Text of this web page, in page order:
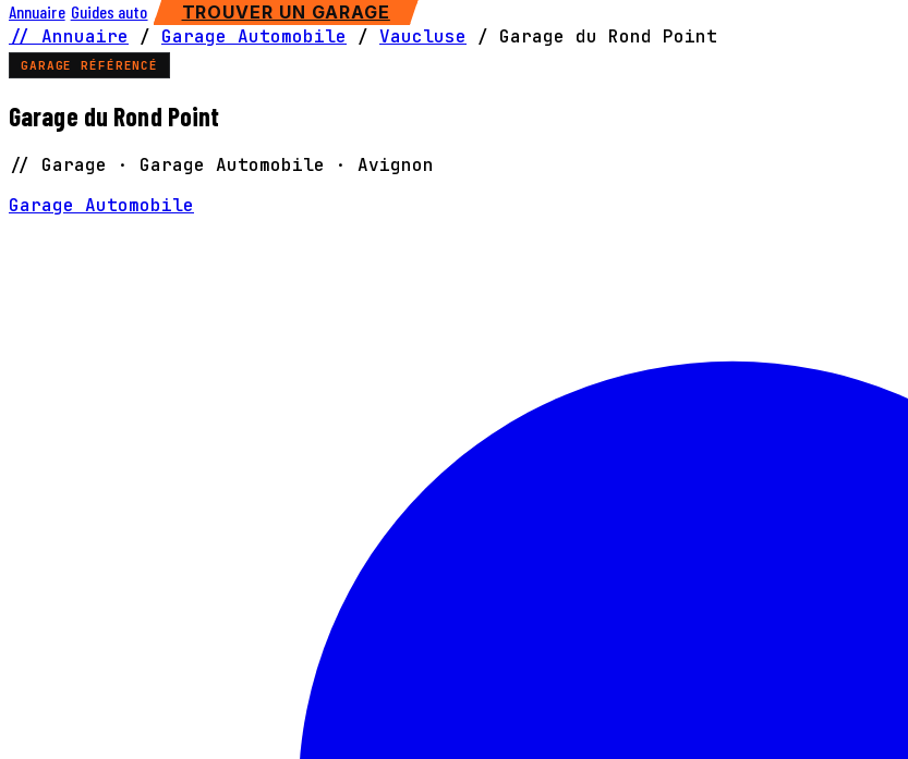
Annuaire Guides auto TROUVER UN GARAGE
// Annuaire / Garage Automobile / Vaucluse / Garage du Rond Point
GARAGE RÉFÉRENCÉ
Garage du Rond Point
// Garage · Garage Automobile · Avignon
Garage Automobile